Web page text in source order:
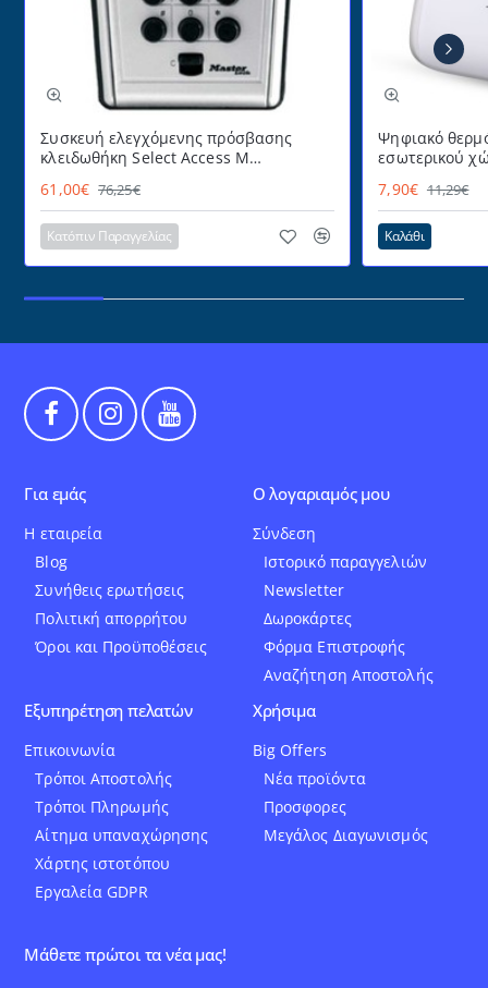
Συσκευή ελεγχόμενης πρόσβασης
κλειδωθήκη Select Access Μ
προστατευτικό κάλυμμα
61,00€ 76,25€
Κατόπιν Παραγγελίας
Ψηφιακό
εσωτερικού
επιτραπέζια
για επιτοίχια
7,90€ 11,29€
Καλάθι
Για εμάς
Η εταιρεία
Blog
Συνήθεις ερωτήσεις
Πολιτική απορρήτου
Όροι και Προϋποθέσεις
Ο λογαριαμός μου
Σύνδεση
Ιστορικό παραγγελιών
Newsletter
Δωροκάρτες
Φόρμα Επιστροφής
Αναζήτηση Αποστολής
Εξυπηρέτηση πελατών
Επικοινωνία
Τρόποι Αποστολής
Τρόποι Πληρωμής
Αίτημα υπαναχώρησης
Χάρτης ιστοτόπου
Εργαλεία GDPR
Χρήσιμα
Big Offers
Νέα προϊόντα
Προσφορες
Μεγάλος Διαγωνισμός
Μάθετε πρώτοι τα νέα μας!